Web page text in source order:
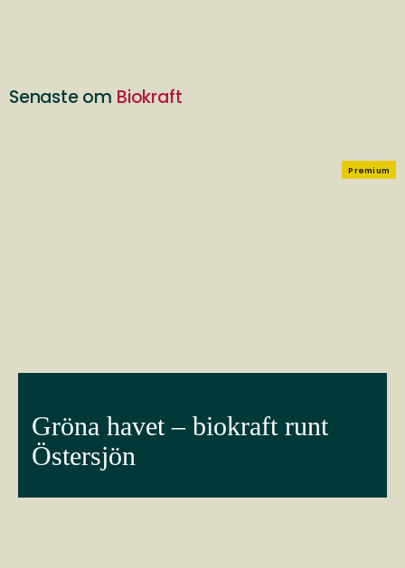
Senaste om Biokraft
Premium
Gröna havet – biokraft runt
Östersjön